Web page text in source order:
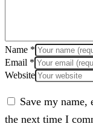
Name *
Email *
Website
Save my
the next time I